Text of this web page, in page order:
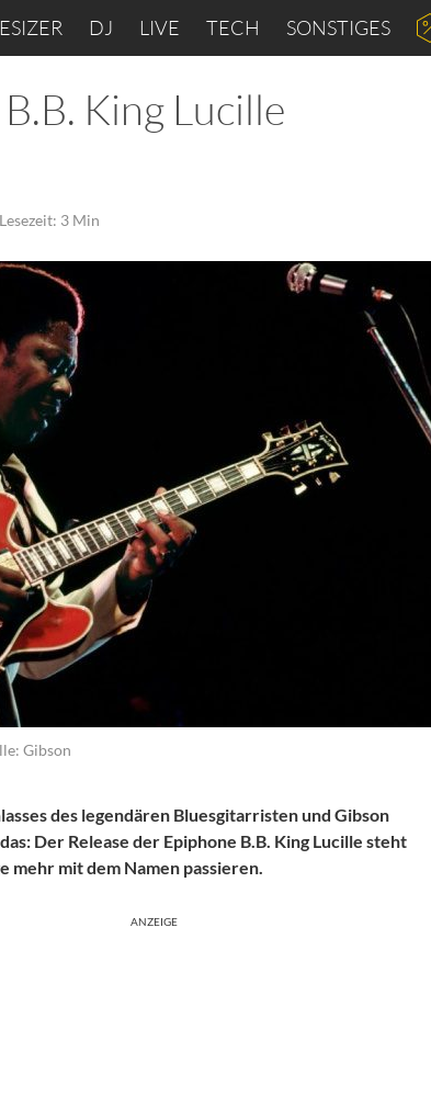
DJ LIVE TECH SONSTIGES
King Lucille
Lesezeit: 3 Min
Gibson
des legendären Bluesgitarristen und Gibson
Der Release der Epiphone B.B. King Lucille steht
mehr mit dem Namen passieren.
ANZEIGE